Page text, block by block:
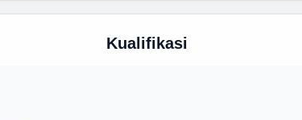
Kualifikasi